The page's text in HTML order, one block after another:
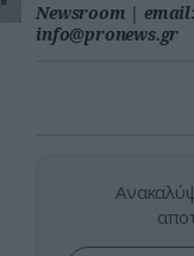
Newsroom | email:
info@pronews.gr